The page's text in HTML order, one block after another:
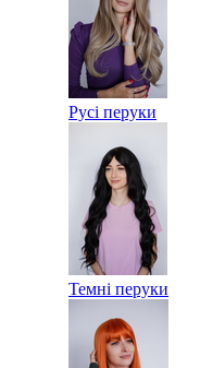
Русі перуки
Темні перуки